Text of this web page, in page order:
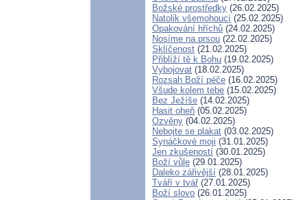
Božské prostředky (26.02.2025)
Natolik všemohoucí (25.02.2025)
Opakování hříchů (24.02.2025)
Nosíme na prsou (22.02.2025)
Sklíčenost (21.02.2025)
Přiblíží tě k Bohu (19.02.2025)
Vybojovat (18.02.2025)
Rozsah Boží péče (16.02.2025)
Všude kolem tebe (15.02.2025)
Bez Ježíše (14.02.2025)
Hasit oheň (05.02.2025)
Ozvěny (04.02.2025)
Nebojte se plakat (03.02.2025)
Synáčkové moji (31.01.2025)
Jen zkušeností (30.01.2025)
Boží vůle (29.01.2025)
Daleko zářivější (28.01.2025)
Tváří v tvář(27.01.2025)
Boží slovo (26.01.2025)